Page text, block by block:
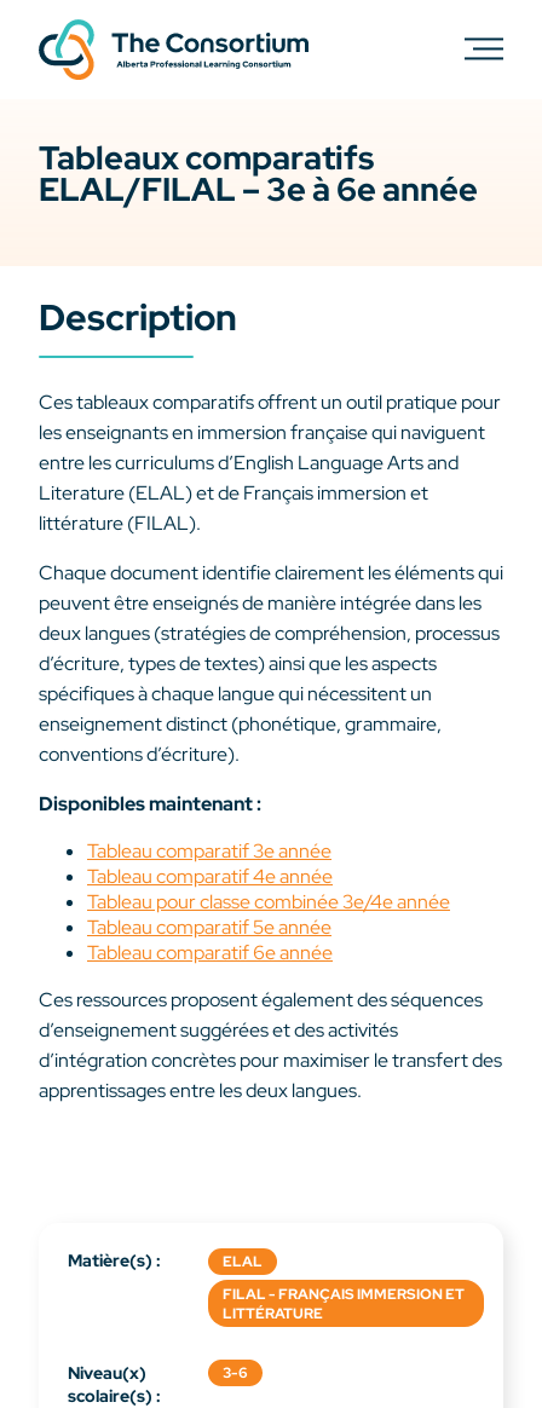
Tableaux comparatifs
ELAL/FILAL – 3e à 6e année
Description
Ces tableaux comparatifs offrent un outil pratique pour
les enseignants en immersion française qui naviguent
entre les curriculums d’English Language Arts and
Literature (ELAL) et de Français immersion et
littérature (FILAL).
Chaque document identifie clairement les éléments qui
peuvent être enseignés de manière intégrée dans les
deux langues (stratégies de compréhension, processus
d’écriture, types de textes) ainsi que les aspects
spécifiques à chaque langue qui nécessitent un
enseignement distinct (phonétique, grammaire,
conventions d’écriture).
Disponibles maintenant :
Tableau comparatif 3e année
Tableau comparatif 4e année
Tableau pour classe combinée 3e/4e année
Tableau comparatif 5e année
Tableau comparatif 6e année
Ces ressources proposent également des séquences
d’enseignement suggérées et des activités
d’intégration concrètes pour maximiser le transfert des
apprentissages entre les deux langues.
Matière(s) :
ELAL
FILAL - FRANÇAIS IMMERSION ET
LITTÉRATURE
Niveau(x)
scolaire(s) :
3-6